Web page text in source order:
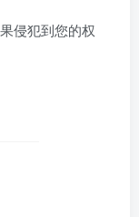
侵犯到您的权